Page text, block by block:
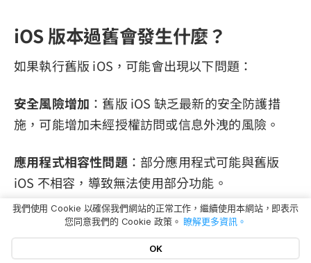
iOS 版本過舊會發生什麼？
如果執行舊版 iOS，可能會出現以下問題：
安全風險增加 ：舊版 iOS 缺乏最新的安全防護措
施，可能增加未經授權訪問或信息外洩的風險。
應用程式相容性問題：部分應用程式可能與舊版
iOS 不相容，導致無法使用部分功能。
：舊版 iOS 可能導致 5G 訊號接收困難或
我們使用 Cookie 以確保我們網站的正常工作，繼續使用本網站，即表示
您同意我們的 Cookie 政策。 瞭解更多資訊。
OK